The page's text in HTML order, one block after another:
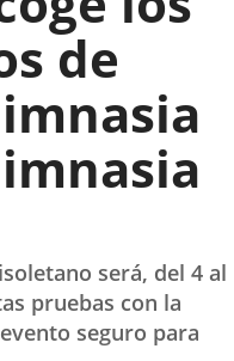
de
será, del 4 al
pruebas con la
seguro para